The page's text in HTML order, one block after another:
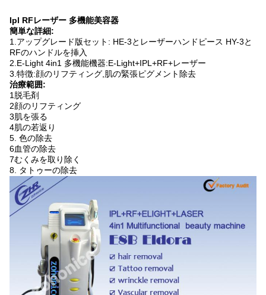
Ipl RFレーザー 多機能美容器
簡単な詳細:
1.アップグレード版セット: HE-3とレーザーハンドピース HY-3と
RFのハンドルを挿入
2. E-Light 4in1 多機能機器:E-Light+IPL+RF+レーザー
3. 特徴:顔のリフティング 肌の緊張ピグメント除去
治療範囲:
1脱毛剤
2顔のリフティング
3肌を張る
4肌の若返り
5. 色の除去
6血管の除去
7むくみを取り除く
8. タトゥーの除去